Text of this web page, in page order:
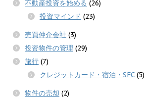
不動産投資を始める (26)
投資マインド (23)
売買仲介会社 (3)
投資物件の管理 (29)
旅行 (7)
クレジットカード・宿泊・SFC (5)
物件の売却 (2)